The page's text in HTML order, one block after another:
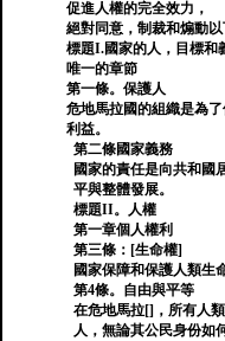
促進人權的完全效力，
絕對同意，制裁和煽動
標題I.國家的人，目標和
唯一的章節
第一條。保護人
危地馬拉國的組織是為
利益。
第二條國家義務
國家的責任是向共和國
平與整體發展。
標題II。人權
第一章個人權利
第三條：[生命權]
國家保障和保護人類生
第4條。自由與平等
在危地馬拉[]，所有人
人，無論其公民身份如